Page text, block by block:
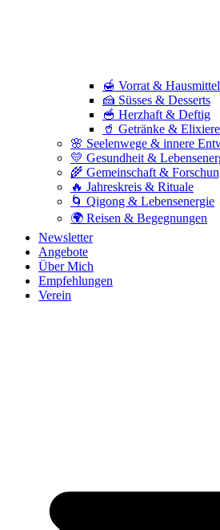
🍯 Vorrat & Hausmittel
🍰 Süsses & Desserts
🥣 Herzhaft & Deftig
🥤 Getränke & Elixiere
🌸 Seelenwege & innere
💛 Gesundheit &
🌾 Gemeinschaft &
🔥 Jahreskreis & Rituale
🌀 Qigong & Lebensenergie
🌍 Reisen & Begegnungen
Newsletter
Angebote
Über Mich
Empfehlungen
Verein